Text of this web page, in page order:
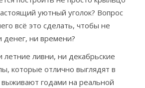
уютный уголок? Вопрос
всё это сделать, чтобы не
денег, ни времени?
ливни, ни декабрьские
которые отлично выглядят в
выживают годами на реальной